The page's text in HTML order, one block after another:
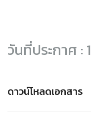
วันที่ประกาศ :
ดาวน์โหลดเอกสาร